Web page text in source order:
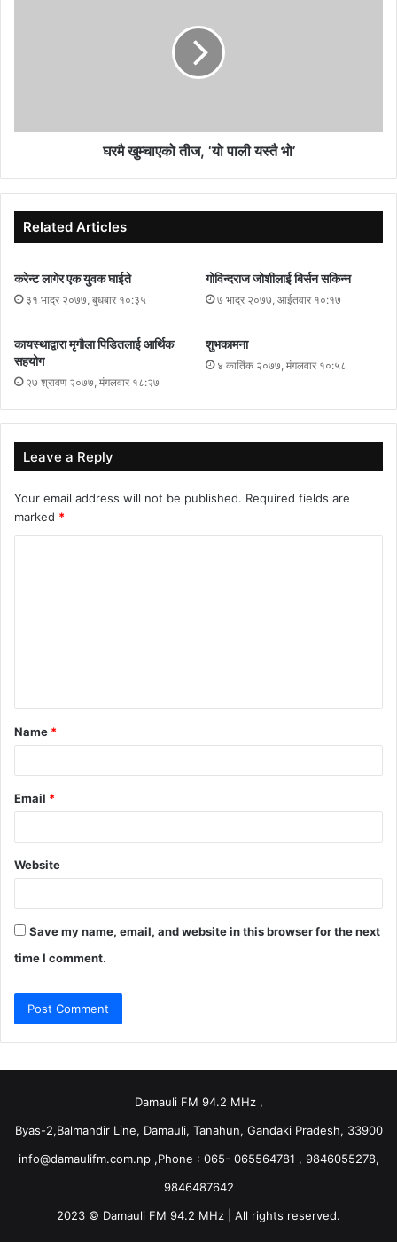
घरमै खुम्चाएको तीज, ‘यो पाली यस्तै भो’
Related Articles
करेन्ट लागेर एक युवक घाईते
३१ भाद्र २०७७, बुधबार १०:३५
गोविन्दराज जोशीलाई बिर्सन सकिन्न
७ भाद्र २०७७, आईतवार १०:१७
कायस्थाद्वारा मृगौला पिडितलाई आर्थिक
सहयोग
२७ श्रावण २०७७, मंगलवार १८:२७
शुभकामना
४ कार्तिक २०७७, मंगलवार १०:५८
Leave a Reply
Your email address will not be published. Required fields are
marked *
t
*
Name *
Email *
Website
Save my name, email, and website in this browser for the next
time I comment.
Damauli FM 94.2 MHz ,
Byas-2,Balmandir Line, Damauli, Tanahun, Gandaki Pradesh, 33900
info@damaulifm.com.np,Phone : 065- 065564781 , 9846055278,
9846487642
2023 © Damauli FM 94.2 MHz | All rights reserved.